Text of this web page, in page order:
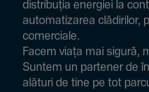
distribuția energiei la
auto­ma­ti­zarea clădi­rilor,
comer­ciale.
Facem viața mai sigură,
Suntem un partener de
alături de tine pe tot